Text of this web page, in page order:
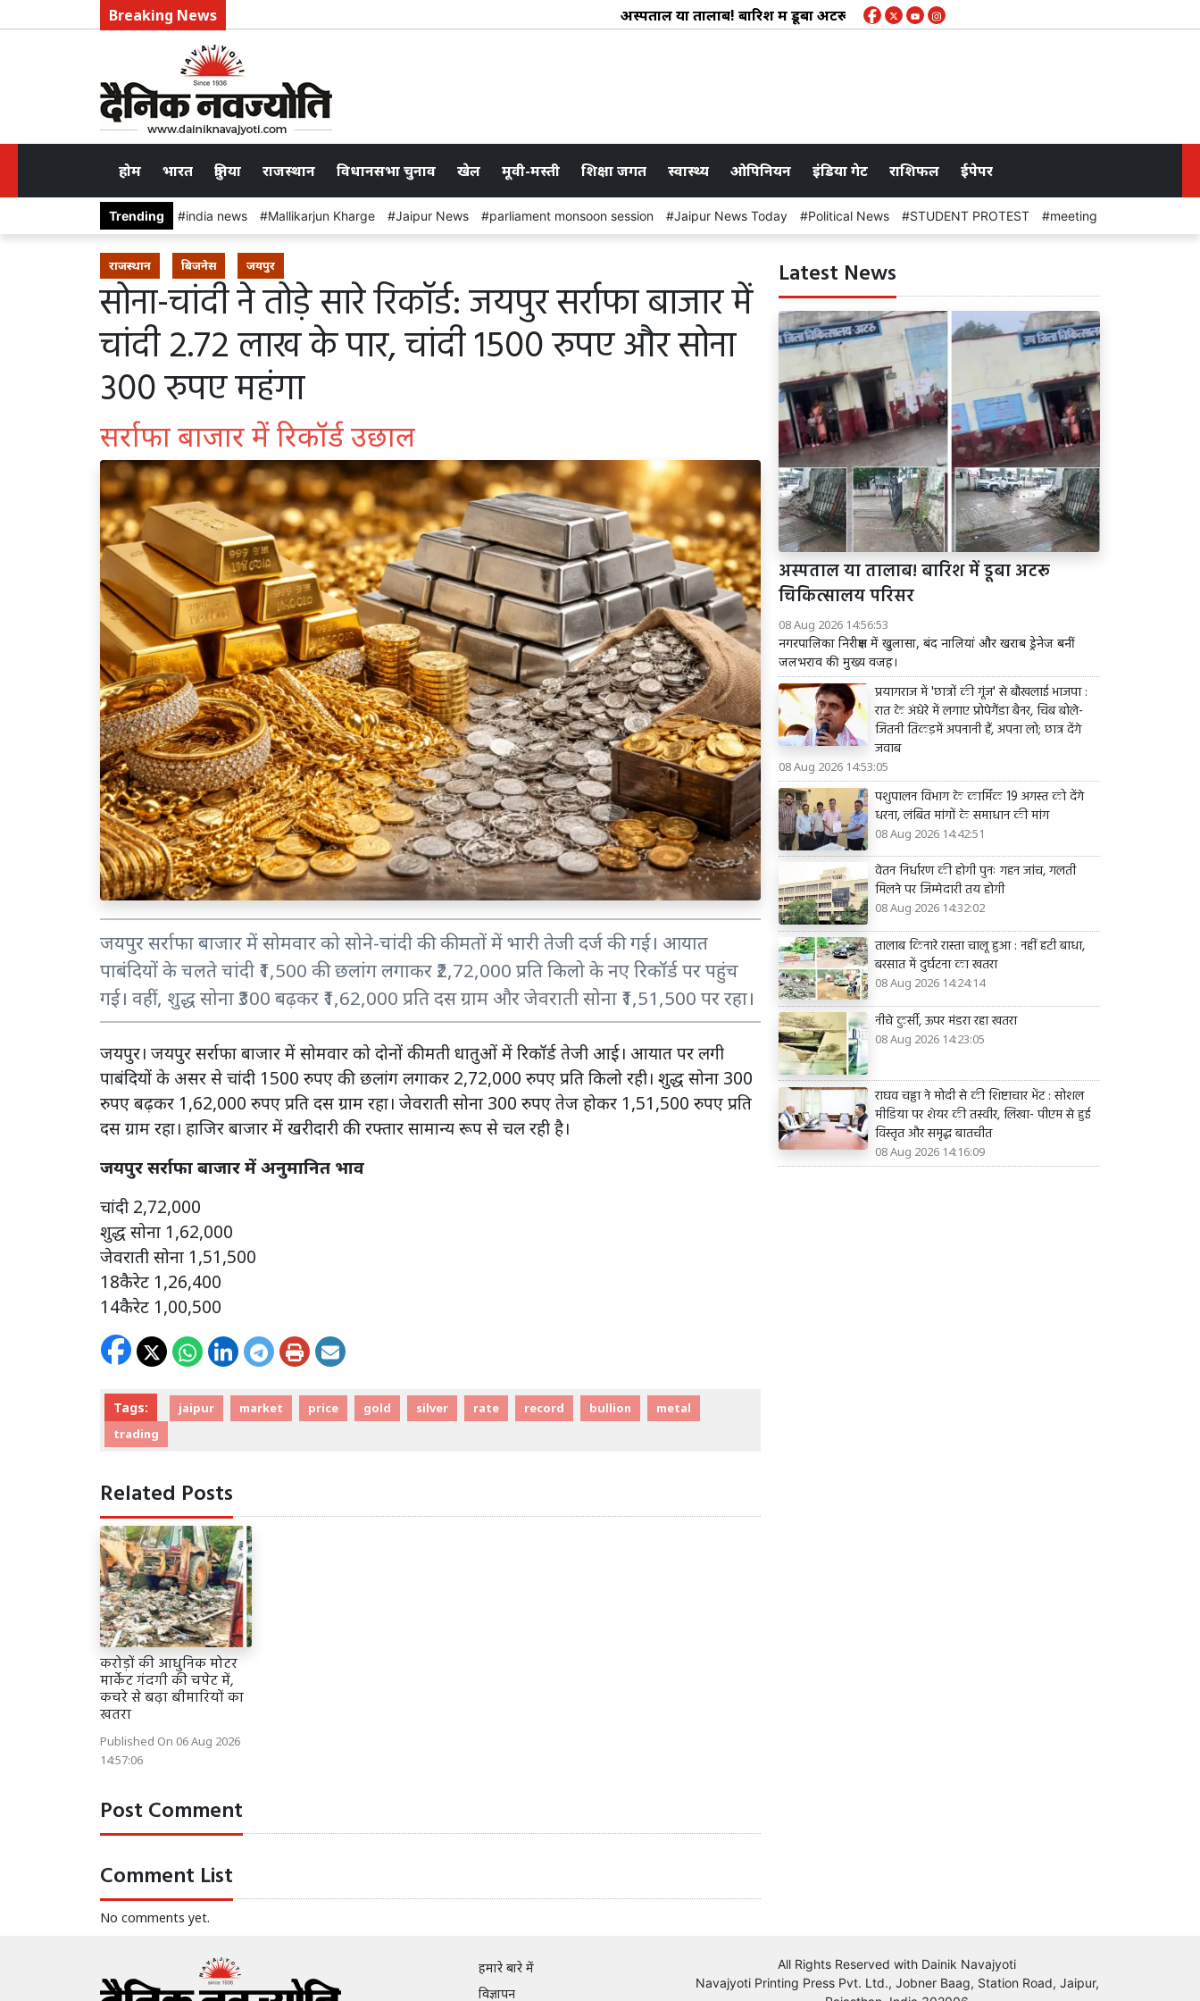
Breaking News अस्पताल या तालाब! बारिश में डूबा अटरू चिकित्सालय परिसर
होम भारत दुनिया राजस्थान विधानसभा चुनाव खेल मूवी-मस्ती शिक्षा जगत स्वास्थ्य ओपिनियन इंडिया गेट राशिफल ईपेपर
Trending india news Mallikarjun Kharge Jaipur News parliament monsoon session Jaipur News Today Political News STUDENT PROTEST meeting
राजस्थान बिजनेस जयपुर
सोना-चांदी ने तोड़े सारे रिकॉर्ड: जयपुर सर्राफा बाजार में
चांदी 2.72 लाख के पार, चांदी 1500 रुपए और सोना
300 रुपए महंगा
सर्राफा बाजार में रिकॉर्ड उछाल
जयपुर सर्राफा बाजार में सोमवार को सोने-चांदी की कीमतों में भारी तेजी दर्ज की गई। आयात
पाबंदियों के चलते चांदी ₹1,500 की छलांग लगाकर ₹2,72,000 प्रति किलो के नए रिकॉर्ड पर पहुंच
गई। वहीं, शुद्ध सोना ₹300 बढ़कर ₹1,62,000 प्रति दस ग्राम और जेवराती सोना ₹1,51,500 पर रहा।
जयपुर। जयपुर सर्राफा बाजार में सोमवार को दोनों कीमती धातुओं में रिकॉर्ड तेजी आई। आयात पर लगी
पाबंदियों के असर से चांदी 1500 रुपए की छलांग लगाकर 2,72,000 रुपए प्रति किलो रही। शुद्ध सोना 300
रुपए बढ़कर 1,62,000 रुपए प्रति दस ग्राम रहा। जेवराती सोना 300 रुपए तेज होकर 1,51,500 रुपए प्रति
दस ग्राम रहा। हाजिर बाजार में खरीदारी की रफ्तार सामान्य रूप से चल रही है।
जयपुर सर्राफा बाजार में अनुमानित भाव
चांदी 2,72,000
शुद्ध सोना 1,62,000
जेवराती सोना 1,51,500
18कैरेट 1,26,400
14कैरेट 1,00,500
Tags: jaipur market price gold silver rate record bullion
metal
trading
Related Posts
करोड़ों की आधुनिक मोटर
मार्केट गंदगी की चपेट में,
कचरे से बढ़ा बीमारियों का
खतरा
Published On 06 Aug 2026
14:57:06
Post Comment
Comment List
No comments yet.
Latest News
अस्पताल या तालाब! बारिश में डूबा अटरू
चिकित्सालय परिसर
08 Aug 2026 14:56:53
नगरपालिका निरीक्षण में खुलासा, बंद नालियां और खराब ड्रेनेज बनीं
जलभराव की मुख्य वजह।
प्रयागराज में 'छात्रों की गूंज' से बौखलाई भाजपा :
रात के अंधेरे में लगाए प्रोपेगैंडा बैनर, चिब बोले-
जितनी तिकड़में अपनानी हैं, अपना लो; छात्र देंगे
जवाब
08 Aug 2026 14:53:05
पशुपालन विभाग के कार्मिक 19 अगस्त को देंगे
धरना, लंबित मांगों के समाधान की मांग
08 Aug 2026 14:42:51
वेतन निर्धारण की होगी पुनः गहन जांच, गलती
मिलने पर जिम्मेदारी तय होगी
08 Aug 2026 14:32:02
तालाब किनारे रास्ता चालू हुआ : नहीं हटी बाधा,
बरसात में दुर्घटना का खतरा
08 Aug 2026 14:24:14
नीचे कुर्सी, ऊपर मंडरा रहा खतरा
08 Aug 2026 14:23:05
राघव चड्ढा ने मोदी से की शिष्टाचार भेंट : सोशल
मीडिया पर शेयर की तस्वीर, लिखा- पीएम से हुई
विस्तृत और समृद्ध बातचीत
08 Aug 2026 14:16:09
हमारे बारे में
विज्ञापन
All Rights Reserved with Dainik Navajyoti
Navajyoti Printing Press Pvt. Ltd., Jobner Baag, Station Road, Jaipur,